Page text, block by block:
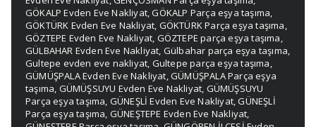
GÖKALP Evden Eve Nakliyat,GÖKALP Parça eşya taşıma,
GÖKTÜRK Evden Eve Nakliyat, GÖKTÜRK Parça eşya taşıma,
GÖZTEPE Evden Eve Nakliyat, GÖZTEPE parça eşya taşıma,
GÜLBAHAR Evden Eve Nakliyat, Gülbahar parça eşya taşıma,
Gultepe evden eve nakliyat, Gultepe parça eşya taşıma,
GÜMÜŞPALA Evden Eve Nakliyat,GÜMÜŞPALA Parça eşya
taşıma, GÜMÜŞSUYU Evden Eve Nakliyat, GÜMÜŞSUYU
Parça eşya taşıma, GÜNEŞLİ Evden Eve Nakliyat,GÜNEŞLİ
Parça eşya taşıma, GÜNEŞTEPE Evden Eve Nakliyat,